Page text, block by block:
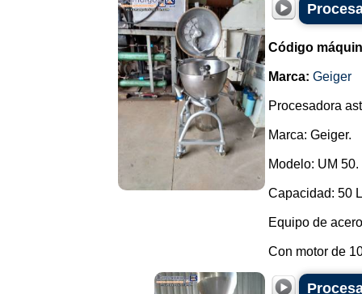
Código
Marca: Geiger
Procesadora
Marca: Geiger.
Modelo: UM 50.
Capacidad: 50
Equipo de
Con motor de